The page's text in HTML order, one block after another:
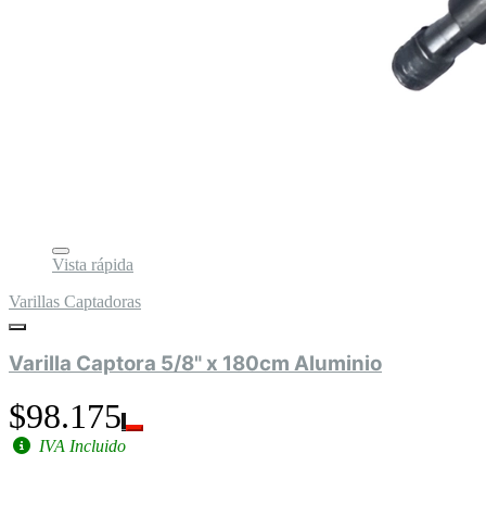
Vista rápida
Varillas Captadoras
Varilla Captora 5/8" x 180cm Aluminio
$98.175
IVA Incluido